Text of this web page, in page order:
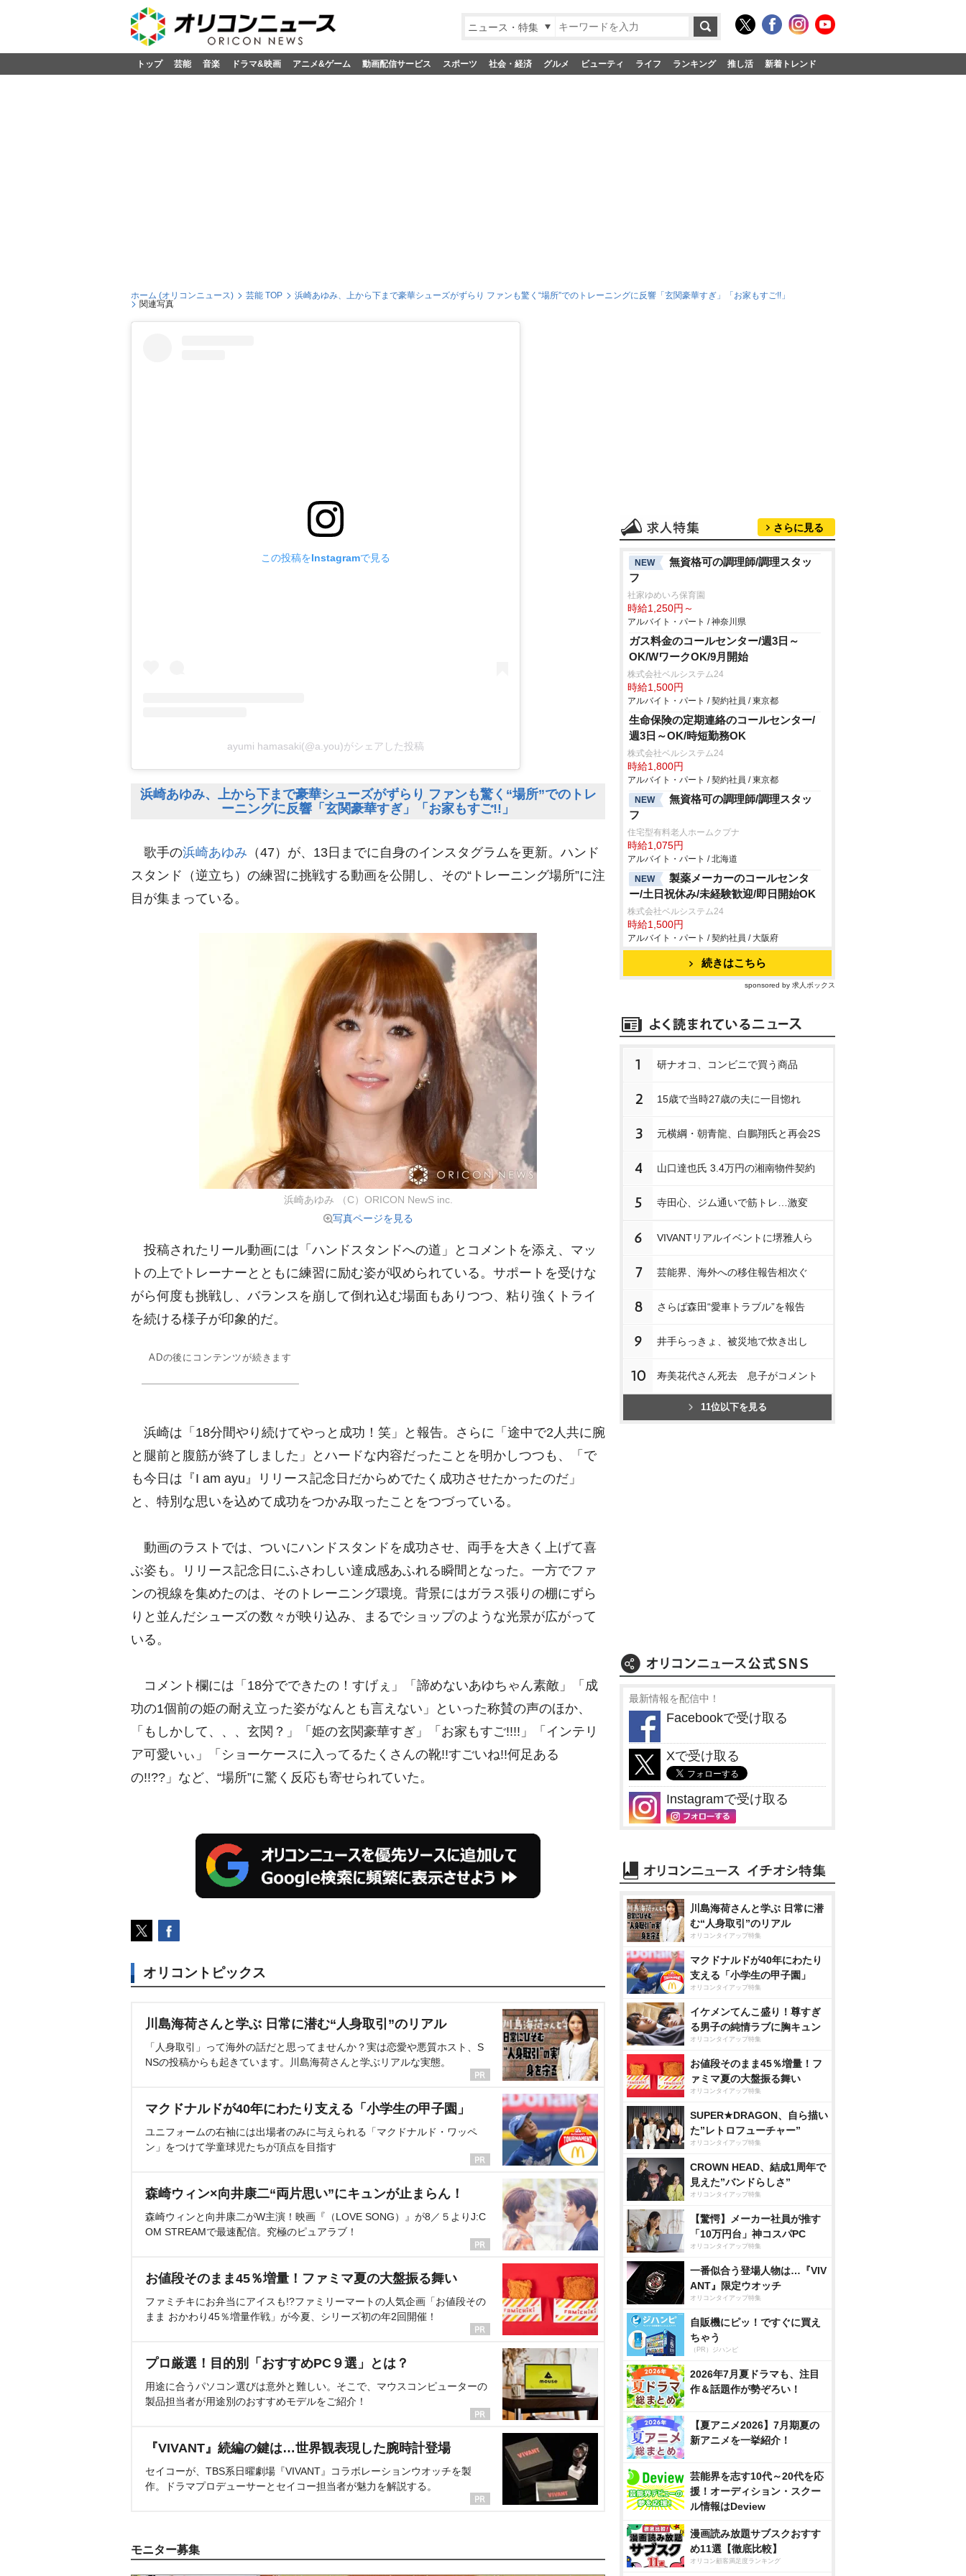
ニュース・特集
トップ 芸能 音楽 ドラマ&映画 アニメ&ゲーム 動画配信サービス スポーツ 社会・経済 グルメ ビューティ ライフ ランキング 推し活 新着トレンド
ホーム (オリコンニュース) 芸能 TOP
浜崎あゆみ、上から下まで豪華シューズがずらり ファンも驚く“場所”でのトレーニングに反響「玄関豪華すぎ」「お家もすご!!」
関連写真
この投稿をInstagramで見る
ayumi hamasaki(@a.you)がシェアした投稿
浜崎あゆみ、上から下まで豪華シューズがずらり ファンも驚く“場所”でのトレ
ーニングに反響「玄関豪華すぎ」「お家もすご!!」
歌手の浜崎あゆみ （47）が、13日までに自身のインスタグラムを更新。ハンド
スタンド（逆立ち）の練習に挑戦する動画を公開し、その“トレーニング場所”に注
目が集まっている。
浜崎あゆみ （C）ORICON NewS inc.
写真ページを見る
投稿されたリール動画には「ハンドスタンドへの道」とコメントを添え、マッ
トの上でトレーナーとともに練習に励む姿が収められている。サポートを受けな
がら何度も挑戦し、バランスを崩して倒れ込む場面もありつつ、粘り強くトライ
を続ける様子が印象的だ。
ADの後にコンテンツが続きます
浜崎は「18分間やり続けてやっと成功！笑」と報告。さらに「途中で2人共に腕
と腿前と腹筋が終了しました」とハードな内容だったことを明かしつつも、「で
も今日は『I am ayu』リリース記念日だからめでたく成功させたかったのだ」
と、特別な思いを込めて成功をつかみ取ったことをつづっている。
動画のラストでは、ついにハンドスタンドを成功させ、両手を大きく上げて喜
ぶ姿も。リリース記念日にふさわしい達成感あふれる瞬間となった。一方でファ
ンの視線を集めたのは、そのトレーニング環境。背景にはガラス張りの棚にずら
りと並んだシューズの数々が映り込み、まるでショップのような光景が広がって
いる。
コメント欄には「18分でできたの！すげぇ」「諦めないあゆちゃん素敵」「成
功の1個前の姫の耐え立った姿がなんとも言えない」といった称賛の声のほか、
「もしかして、、、玄関？」「姫の玄関豪華すぎ」「お家もすご!!!!」「インテリ
ア可愛いぃ」「ショーケースに入ってるたくさんの靴!!すごいね!!何足ある
の!!??」など、“場所”に驚く反応も寄せられていた。
オリコントピックス
川島海荷さんと学ぶ 日常に潜む“人身取引”のリアル
「人身取引」って海外の話だと思ってませんか？実は恋愛や悪質ホスト、S
NSの投稿からも起きています。川島海荷さんと学ぶリアルな実態。
マクドナルドが40年にわたり支える「小学生の甲子園」
ユニフォームの右袖には出場者のみに与えられる「マクドナルド・ワッペ
ン」をつけて学童球児たちが頂点を目指す
森崎ウィン×向井康二“両片思い”にキュンが止まらん！
森崎ウィンと向井康二がW主演！映画『（LOVE SONG）』が8／５よりJ:C
OM STREAMで最速配信。究極のピュアラブ！
お値段そのまま45％増量！ファミマ夏の大盤振る舞い
ファミチキにお弁当にアイスも!?ファミリーマートの人気企画「お値段その
まま おかわり45％増量作戦」が今夏、シリーズ初の年2回開催！
プロ厳選！目的別「おすすめPC９選」とは？
用途に合うパソコン選びは意外と難しい。そこで、マウスコンピューターの
製品担当者が用途別のおすすめモデルをご紹介！
『VIVANT』続編の鍵は…世界観表現した腕時計登場
セイコーが、TBS系日曜劇場『VIVANT』コラボレーションウオッチを製
作。ドラマプロデューサーとセイコー担当者が魅力を解説する。
モニター募集
さらに見る
NEW
無資格可の調理師/調理スタッ
フ
社家ゆめいろ保育園
時給1,250円～
アルバイト・パート / 神奈川県
ガス料金のコールセンター/週3日～
OK/WワークOK/9月開始
株式会社ベルシステム24
時給1,500円
アルバイト・パート / 契約社員 / 東京都
生命保険の定期連絡のコールセンター/
週3日～OK/時短勤務OK
株式会社ベルシステム24
時給1,800円
アルバイト・パート / 契約社員 / 東京都
NEW
無資格可の調理師/調理スタッ
フ
住宅型有料老人ホームクプナ
時給1,075円
アルバイト・パート / 北海道
NEW
製薬メーカーのコールセンタ
ー/土日祝休み/未経験歓迎/即日開始OK
株式会社ベルシステム24
時給1,500円
アルバイト・パート / 契約社員 / 大阪府
続きはこちら
sponsored by 求人ボックス
1 研ナオコ、コンビニで買う商品
2 15歳で当時27歳の夫に一目惚れ
3 元横綱・朝青龍、白鵬翔氏と再会2S
4 山口達也氏 3.4万円の湘南物件契約
5 寺田心、ジム通いで筋トレ…激変
6 VIVANTリアルイベントに堺雅人ら
7 芸能界、海外への移住報告相次ぐ
8 さらば森田“愛車トラブル”を報告
9 井手らっきょ、被災地で炊き出し
10 寿美花代さん死去 息子がコメント
11位以下を見る
最新情報を配信中！
Facebookで受け取る
Xで受け取る
Instagramで受け取る
川島海荷さんと学ぶ 日常に潜
む“人身取引”のリアル
オリコンタイアップ特集
マクドナルドが40年にわたり
支える「小学生の甲子園」
オリコンタイアップ特集
イケメンてんこ盛り！尊すぎ
る男子の純情ラブに胸キュン
オリコンタイアップ特集
お値段そのまま45％増量！フ
ァミマ夏の大盤振る舞い
オリコンタイアップ特集
SUPER★DRAGON、自ら描い
た”レトロフューチャー”
オリコンタイアップ特集
CROWN HEAD、結成1周年で
見えた”バンドらしさ”
オリコンタイアップ特集
【驚愕】メーカー社員が推す
「10万円台」神コスパPC
オリコンタイアップ特集
一番似合う登場人物は…『VIV
ANT』限定ウオッチ
オリコンタイアップ特集
自販機にピッ！ですぐに買え
ちゃう
（PR）ジハンピ
2026年7月夏ドラマも、注目
作＆話題作が勢ぞろい！
【夏アニメ2026】7月期夏の
新アニメを一挙紹介！
芸能界を志す10代～20代を応
援！オーディション・スクー
ル情報はDeview
漫画読み放題サブスクおすす
め11選【徹底比較】
オリコン顧客満足度ランキング